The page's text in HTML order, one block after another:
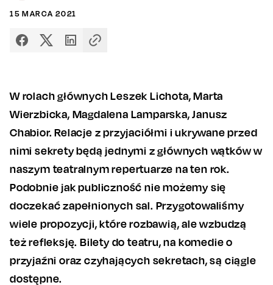
15 MARCA 2021
W rolach głównych Leszek Lichota, Marta
Wierzbicka, Magdalena Lamparska, Janusz
Chabior. Relacje z przyjaciółmi i ukrywane przed
nimi sekrety będą jednymi z głównych wątków w
naszym teatralnym repertuarze na ten rok.
Podobnie jak publiczność nie możemy się
doczekać zapełnionych sal. Przygotowaliśmy
wiele propozycji, które rozbawią, ale wzbudzą
też refleksję. Bilety do teatru, na komedie o
przyjaźni oraz czyhających sekretach, są ciągle
dostępne.